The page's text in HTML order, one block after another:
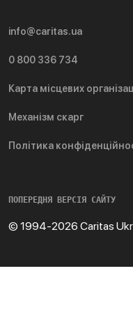
info@caritas.ua
0 800 336 734
Карта місцевих
Механізм скарг
Політика
ПОПЕРЕДНЯ ВЕРСІЯ САЙТУ
© 1994-2026 Caritas